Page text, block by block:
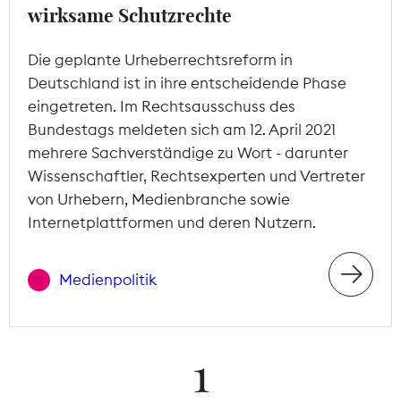
wirksame Schutzrechte
Die geplante Urheberrechtsreform in
Deutschland ist in ihre entscheidende Phase
eingetreten. Im Rechtsausschuss des
Bundestags meldeten sich am 12. April 2021
mehrere Sachverständige zu Wort - darunter
Wissenschaftler, Rechtsexperten und Vertreter
von Urhebern, Medienbranche sowie
Internetplattformen und deren Nutzern.
Medienpolitik
1